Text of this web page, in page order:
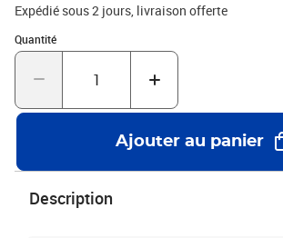
l’atmosphère tamisée et moderne, détendez-
immersion tout en dégustant le précieux nectar,
alcool, mais aussi de la gelée et des biscuits
breuvage au houblon. Humez les effluves
simple boisson. À la découverte de ParisL'établissement bien-être
bénéficie d'un emplacement privilégié pour
incontournables de la capitale, dont la place
place accueille l'hôtel des Invalides, construit
commandement de Louis XIV en 1670 et réputé
son dôme. Le célèbre Musée du Louvres, le
Expédié sous 2 jours livraison offerte
Quantité
Quantité : 1
Ajouter au panier
Description